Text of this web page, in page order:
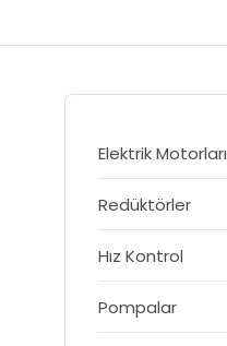
Elektrik Motorları
Redüktörler
Hız Kontrol
Pompalar